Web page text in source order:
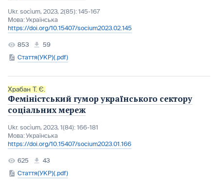
Ukr. socìum, 2023, 2(85): 145-167
Мова:Українська
https://doi.org/10.15407/socium2023.02.145
853
59
Стаття(УКР)(.pdf)
Храбан Т. Є.
Феміністський гумор українського сектору
соціальних мереж
Ukr. socìum, 2023, 1(84): 166-181
Мова:Українська
https://doi.org/10.15407/socium2023.01.166
625
43
Стаття(УКР)(.pdf)